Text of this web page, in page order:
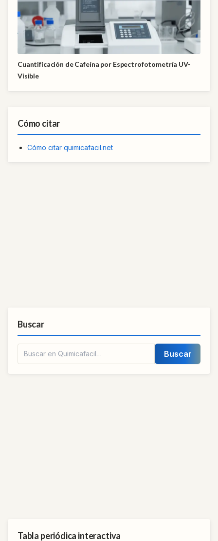
Cuantificación de Cafeína por Espectrofotometría UV-
Visible
Cómo citar
Cómo citar quimicafacil.net
Buscar
Buscar
Tabla periódica interactiva